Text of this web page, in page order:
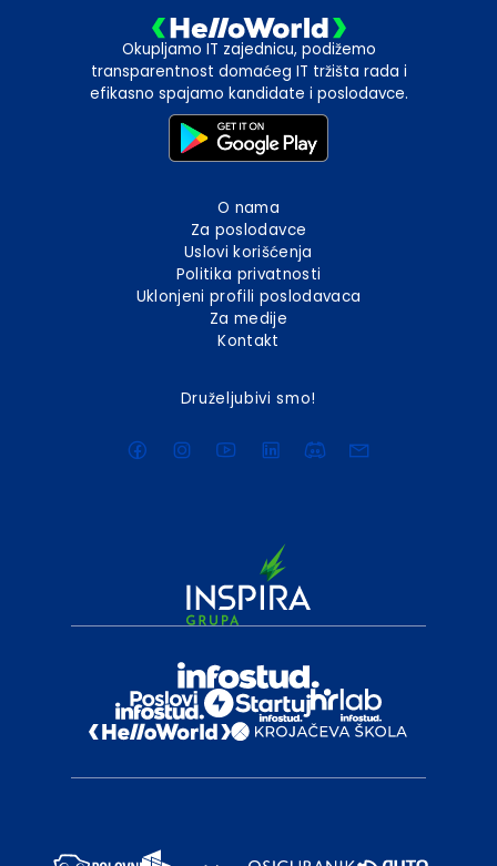
Okupljamo IT zajednicu, podižemo
transparentnost domaćeg IT tržišta rada i
efikasno spajamo kandidate i poslodavce.
O nama
Za poslodavce
Uslovi korišćenja
Politika privatnosti
Uklonjeni profili poslodavaca
Za medije
Kontakt
Druželjubivi smo!